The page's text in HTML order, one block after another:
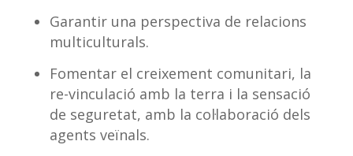
Garantir una perspectiva de relacions
multiculturals.
Fomentar el creixement comunitari, la
re-vinculació amb la terra i la sensació
de seguretat, amb la col·laboració dels
agents veïnals.